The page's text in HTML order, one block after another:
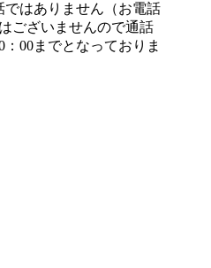
ではありません（お電話
ございませんので通話
00までとなっておりま